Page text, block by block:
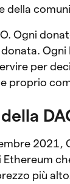
della
Ogni
Ogni
per
proprio
2021,
più